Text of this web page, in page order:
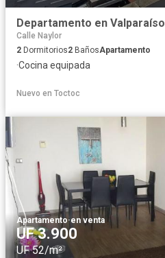
Departamento en Valparaíso
Calle Naylor
2 Dormitorios2 BañosApartamento
·Cocina equipada
Nuevo en Toctoc
Apartamento·en venta
UF 3.900
UF 52/m²